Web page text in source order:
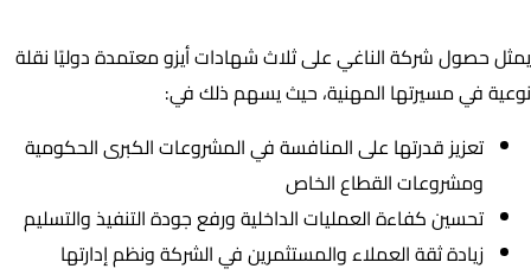
يمثل حصول شركة الناغي على ثلاث شهادات أيزو معتمدة دوليًا نقلة
نوعية في مسيرتها المهنية، حيث يسهم ذلك في:
تعزيز قدرتها على المنافسة في المشروعات الكبرى الحكومية
ومشروعات القطاع الخاص
تحسين كفاءة العمليات الداخلية ورفع جودة التنفيذ والتسليم
زيادة ثقة العملاء والمستثمرين في الشركة ونظم إدارتها